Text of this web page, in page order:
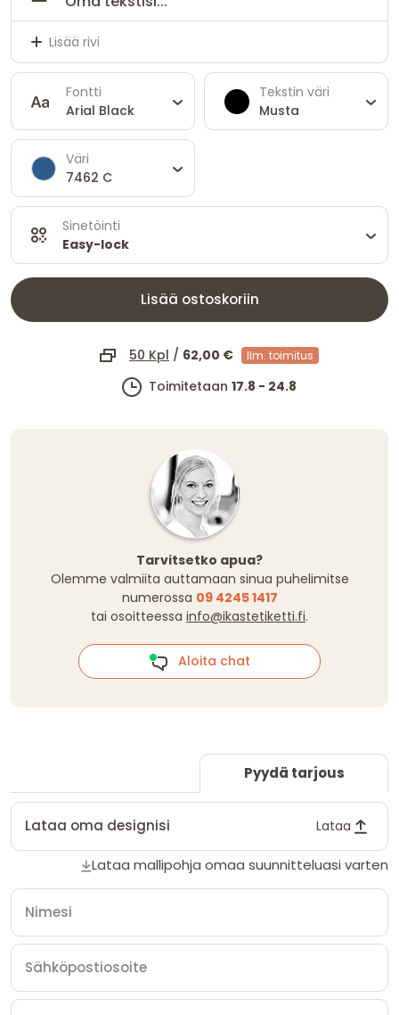
Lisää rivi
Fontti
Arial Black
Tekstin väri
Musta
Väri
7462 C
Sinetöinti
Easy-lock
Lisää ostoskoriin
50 Kpl / 62,00 € Ilm. toimitus
Toimitetaan 17.8 - 24.8
Tarvitsetko apua?
Olemme valmiita auttamaan sinua puhelimitse
numerossa 09 4245 1417
tai osoitteessa info@ikastetiketti.fi.
Aloita chat
Pyydä tarjous
Lataa oma designisi Lataa
Lataa mallipohja omaa suunnitteluasi varten